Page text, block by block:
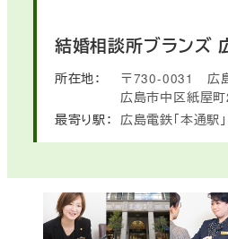
結婚相談所ブランズ
所在地： 〒730-0031
広
広島市中区紙屋
最寄り駅： 広島電鉄「本通駅」